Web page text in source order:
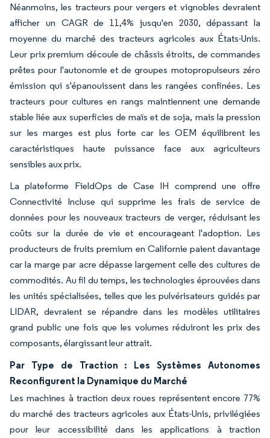
Néanmoins, les tracteurs pour vergers et vignobles devraient
afficher un CAGR de 11,4% jusqu'en 2030, dépassant la
moyenne du marché des tracteurs agricoles aux États-Unis.
Leur prix premium découle de châssis étroits, de commandes
prêtes pour l'autonomie et de groupes motopropulseurs zéro
émission qui s'épanouissent dans les rangées confinées. Les
tracteurs pour cultures en rangs maintiennent une demande
stable liée aux superficies de maïs et de soja, mais la pression
sur les marges est plus forte car les OEM équilibrent les
caractéristiques haute puissance face aux agriculteurs
sensibles aux prix.
La plateforme FieldOps de Case IH comprend une offre
Connectivité Incluse qui supprime les frais de service de
données pour les nouveaux tracteurs de verger, réduisant les
coûts sur la durée de vie et encourageant l'adoption. Les
producteurs de fruits premium en Californie paient davantage
car la marge par acre dépasse largement celle des cultures de
commodités. Au fil du temps, les technologies éprouvées dans
les unités spécialisées, telles que les pulvérisateurs guidés par
LIDAR, devraient se répandre dans les modèles utilitaires
grand public une fois que les volumes réduiront les prix des
composants, élargissant leur attrait.
Par Type de Traction : Les Systèmes Autonomes
Reconfigurent la Dynamique du Marché
Les machines à traction deux roues représentent encore 77%
du marché des tracteurs agricoles aux États-Unis, privilégiées
pour leur accessibilité dans les applications à traction